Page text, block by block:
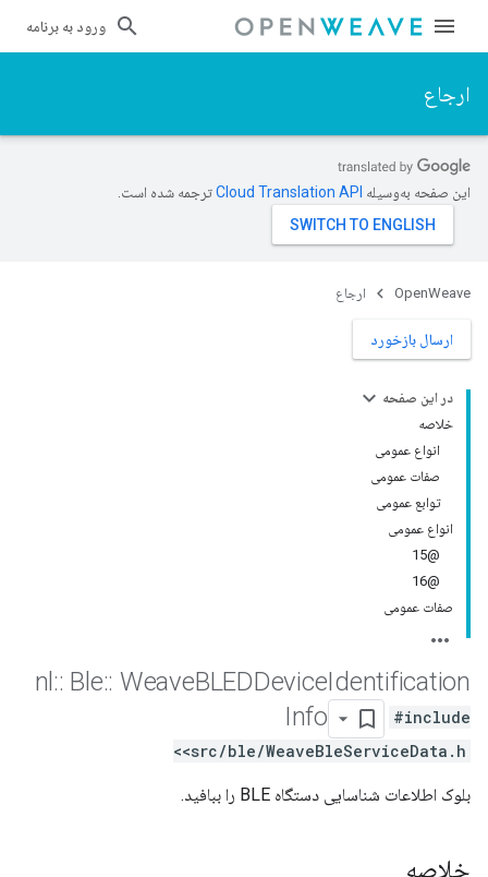
ورود به برنامه
ارجاع
این صفحه به‌وسیله ترجمه شده است.
OpenWeave ارجاع
ارسال بازخورد
در این صفحه
خلاصه
انواع عمومی
صفات عمومی
توابع عمومی
انواع عمومی
@15
@16
صفات عمومی
nl :: Ble:: WeaveBLEDDeviceIdentification
Info
#include
<src/ble/WeaveBleServiceData.h>
بلوک اطلاعات شناسایی دستگاه BLE را ببافید.
خلاصه